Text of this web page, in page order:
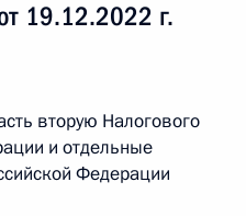
19.12.2022 г.
вторую Налогового
и отдельные
Федерации